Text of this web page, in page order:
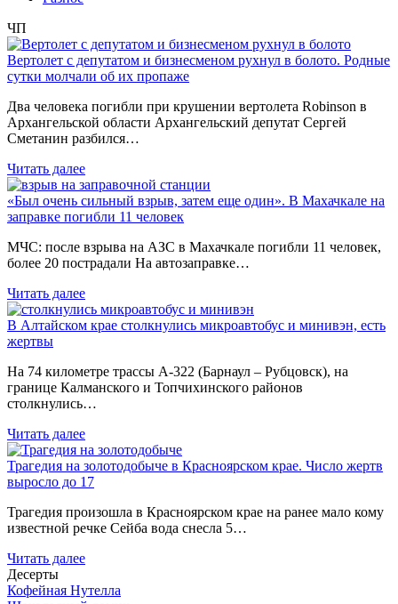
ЧП
Вертолет с депутатом и бизнесменом рухнул в болото. Родные
сутки молчали об их пропаже
Два человека погибли при крушении вертолета Robinson в
Архангельской области Архангельский депутат Сергей
Сметанин разбился…
Читать далее
«Был очень сильный взрыв, затем еще один». В Махачкале на
заправке погибли 11 человек
МЧС: после взрыва на АЗС в Махачкале погибли 11 человек,
более 20 пострадали На автозаправке…
Читать далее
В Алтайском крае столкнулись микроавтобус и минивэн, есть
жертвы
На 74 километре трассы А-322 (Барнаул – Рубцовск), на
границе Калманского и Топчихинского районов
столкнулись…
Читать далее
Трагедия на золотодобыче в Красноярском крае. Число жертв
выросло до 17
Трагедия произошла в Красноярском крае на ранее мало кому
известной речке Сейба вода снесла 5…
Читать далее
Десерты
Кофейная Нутелла